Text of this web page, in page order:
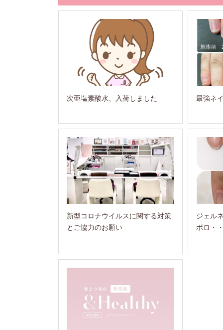
次亜塩素酸水、入荷しました 最強ネ
新型コロナウイルスに関する対策
とご協力のお願い
ジェル
ボロ・